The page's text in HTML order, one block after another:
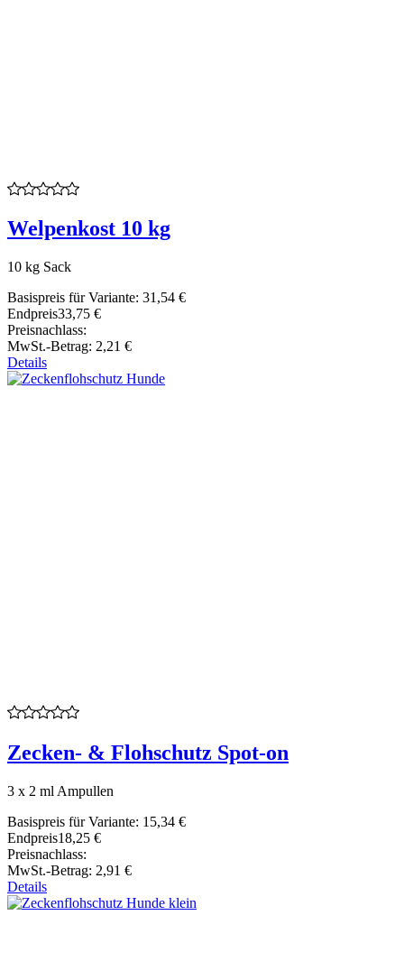
Welpenkost 10 kg
10 kg Sack
Basispreis für Variante: 31,54 €
Endpreis33,75 €
Preisnachlass:
MwSt.-Betrag: 2,21 €
Details
Zecken- & Flohschutz Spot-on
3 x 2 ml Ampullen
Basispreis für Variante: 15,34 €
Endpreis18,25 €
Preisnachlass:
MwSt.-Betrag: 2,91 €
Details